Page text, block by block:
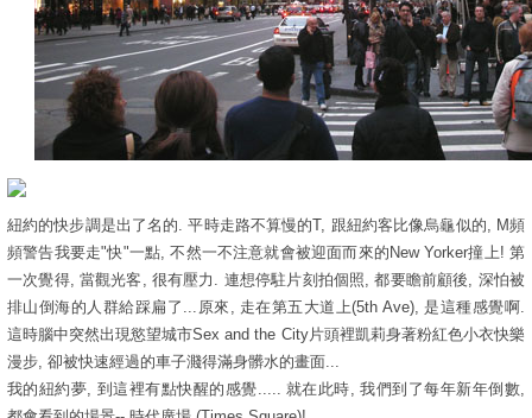
紐約的快步調是出了名的. 平時走路不算慢的T, 跟紐約客比像烏龜似的, M頻
頻警告我要走"快"一點, 不然一不注意就會被迎面而來的New Yorker撞上! 第
一次覺得, 當觀光客, 很有壓力. 連想停駐片刻拍個照, 都要瞻前顧後, 深怕被
排山倒海的人群給踩扁了...原來, 走在第五大道上(5th Ave), 是這種感覺啊.
這時腦中突然出現慾望城市Sex and the City片頭裡凱莉身著粉紅色小衣快樂
漫步, 卻被快速經過的車子濺得滿身髒水的畫面...
我的紐約夢, 到這裡有點快醒的感覺..... 就在此時, 我們到了每年新年倒數,